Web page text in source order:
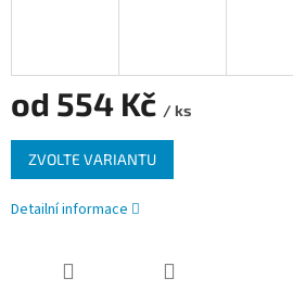
od 554 Kč / ks
Měrná
cena:
ZVOLTE VARIANTU
Detailní informace